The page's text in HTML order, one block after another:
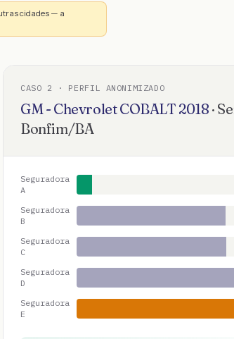
cidades — a
CASO 2 · PERFIL ANONIMIZADO
GM - ChevroletCOBALT 2018 ·
Bonfim/BA
Seguradora
A
Seguradora
B
Seguradora
C
Seguradora
D
Seguradora
E